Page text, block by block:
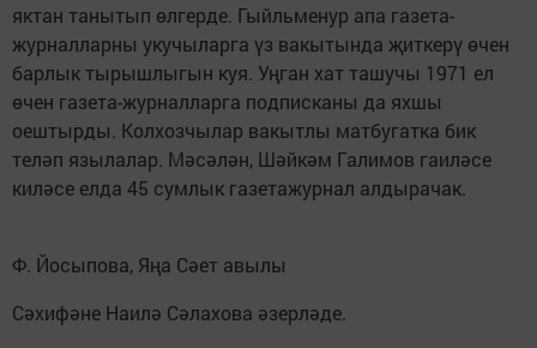
яктан танытып өлгерде. Гыйльменур апа газета-
журналларны укучыларга үз вакытында җиткерү өчен
барлык тырышлыгын куя. Уңган хат ташучы 1971 ел
өчен газета-журналларга подписканы да яхшы
оештырды. Колхозчылар вакытлы матбугатка бик
теләп язылалар. Мәсәлән, Шәйкәм Галимов гаиләсе
киләсе елда 45 сумлык газетажурнал алдырачак.
Ф. Йосыпова, Яңа Сәет авылы
Сәхифәне Наилә Сәлахова әзерләде.